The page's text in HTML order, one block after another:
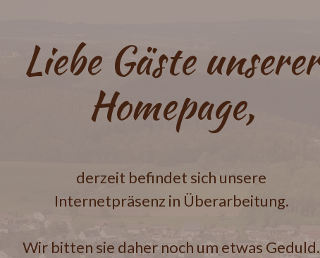
Liebe Gäste unserer
Homepage,
derzeit befindet sich unsere
Internetpräsenz in Überarbeitung.
Wir bitten sie daher noch um etwas Geduld.